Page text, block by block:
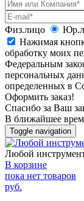
Физ.лицо
Нажимая
обработку моих
Федеральным
персональных
определенных в
Оформить заказ!
Спасибо за Ваш
В ближайшее
Toggle navigation
Любой
В корзине
пока нет товаров
руб.